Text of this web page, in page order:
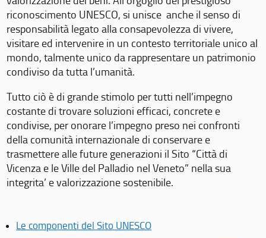
riconoscimento UNESCO, si unisce anche il senso di
responsabilità legato alla consapevolezza di vivere,
visitare ed intervenire in un contesto territoriale unico al
mondo, talmente unico da rappresentare un patrimonio
condiviso da tutta l’umanità.
Tutto ciò è di grande stimolo per tutti nell’impegno
costante di trovare soluzioni efficaci, concrete e
condivise, per onorare l’impegno preso nei confronti
della comunità internazionale di conservare e
trasmettere alle future generazioni il Sito “Città di
Vicenza e le Ville del Palladio nel Veneto” nella sua
integrita’ e valorizzazione sostenibile.
Le componenti del Sito UNESCO